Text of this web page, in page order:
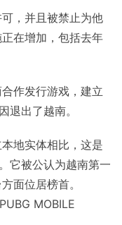
，并且被禁止为他
在增加，包括去年
作发行游戏，建立
出了越南。
地实体相比，这是
它被公认为越南第一
面位居榜首。
MOBILE